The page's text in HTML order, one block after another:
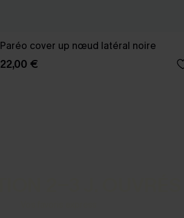
Paréo cover up nœud latéral noire
22,00 €